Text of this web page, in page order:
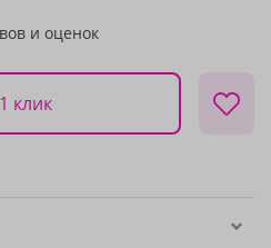
и оценок
клик